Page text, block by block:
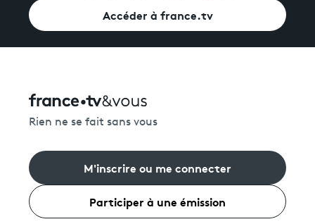
Accéder à france.tv
Rien ne se fait sans vous
M'inscrire ou me connecter
Participer à une émission